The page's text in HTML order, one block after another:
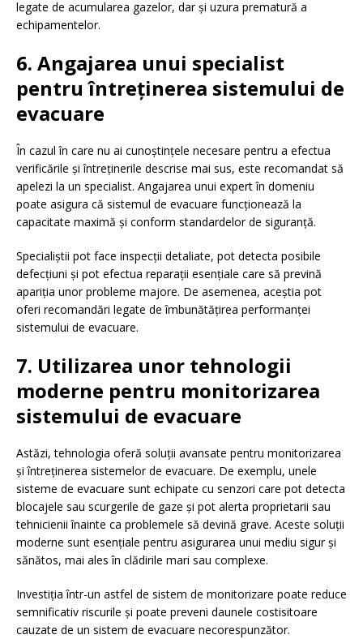
legate de acumularea gazelor, dar și uzura prematură a
echipamentelor.
6. Angajarea unui specialist
pentru întreținerea sistemului de
evacuare
În cazul în care nu ai cunoștințele necesare pentru a efectua
verificările și întreținerile descrise mai sus, este recomandat să
apelezi la un specialist. Angajarea unui expert în domeniu
poate asigura că sistemul de evacuare funcționează la
capacitate maximă și conform standardelor de siguranță.
Specialiștii pot face inspecții detaliate, pot detecta posibile
defecțiuni și pot efectua reparații esențiale care să prevină
apariția unor probleme majore. De asemenea, aceștia pot
oferi recomandări legate de îmbunătățirea performanței
sistemului de evacuare.
7. Utilizarea unor tehnologii
moderne pentru monitorizarea
sistemului de evacuare
Astăzi, tehnologia oferă soluții avansate pentru monitorizarea
și întreținerea sistemelor de evacuare. De exemplu, unele
sisteme de evacuare sunt echipate cu senzori care pot detecta
blocajele sau scurgerile de gaze și pot alerta proprietarii sau
tehnicienii înainte ca problemele să devină grave. Aceste soluții
moderne sunt esențiale pentru asigurarea unui mediu sigur și
sănătos, mai ales în clădirile mari sau complexe.
Investiția într-un astfel de sistem de monitorizare poate reduce
semnificativ riscurile și poate preveni daunele costisitoare
cauzate de un sistem de evacuare necorespunzător.